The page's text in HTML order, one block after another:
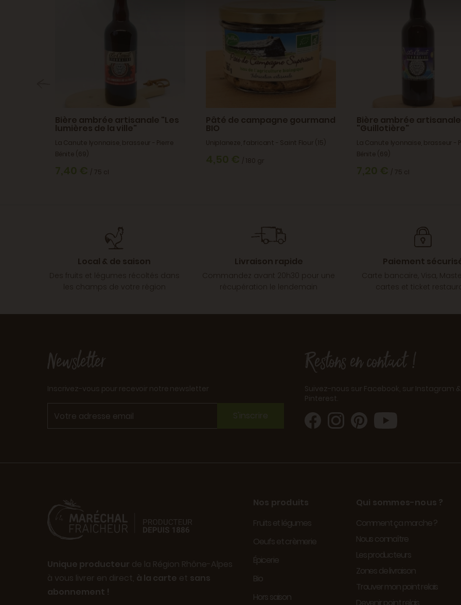
Bière ambrée artisanale "Les
lumières de la ville"
La Canute lyonnaise, brasseur - Pierre
Bénite (69)
7,40 € / 75 cl
Pâté de campagne gourmand
BIO
Uniplaneze, fabricant - Saint Flour (15)
4,50 € / 180 gr
Bière ambrée artisanale
"Guillotière"
La Canute lyonnaise, brasseur -
Bénite (69)
7,20 € / 75 cl
Local & de saison
Des fruits et légumes récoltés dans
les champs de votre région
Livraison rapide
Commandez avant 20h30 pour une
récupération le lendemain
Paiement
Carte bancaire, Visa,
cartes et ticket
Newsletter
Inscrivez-vous pour recevoir notre newsletter
S'inscrire
Restons en contact !
Suivez-nous sur Facebook, sur Instagram &
Pinterest.
Unique producteur de la Région Rhône-Alpes
à vous livrer en direct, à la carte et sans
abonnement !
Nos produits
Fruits et légumes
Oeufs et crèmerie
Épicerie
Bio
Hors saison
Qui sommes-nous ?
Comment ça marche ?
Nous connaître
Les producteurs
Zones de livraison
Trouver mon point relais